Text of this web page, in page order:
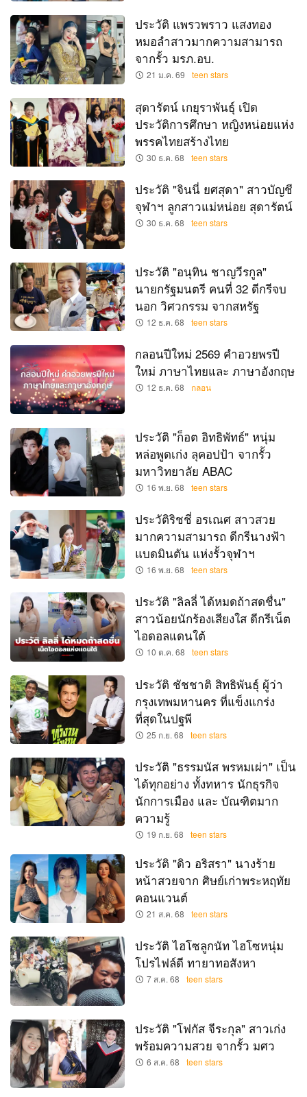
ประวัติ แพรวพราว แสงทอง
หมอลำสาวมากความสามารถ
จากรั้ว มรภ.อบ.
21 ม.ค. 69 teen stars
สุดารัตน์ เกยุราพันธุ์ เปิด
ประวัติการศึกษา หญิงหน่อยแห่ง
พรรคไทยสร้างไทย
30 ธ.ค. 68 teen stars
ประวัติ "จินนี่ ยศสุดา" สาวบัญชี
จุฬาฯ ลูกสาวแม่หน่อย สุดารัตน์
30 ธ.ค. 68 teen stars
ประวัติ "อนุทิน ชาญวีรกูล"
นายกรัฐมนตรี คนที่ 32 ดีกรีจบ
นอก วิศวกรรม จากสหรัฐ
12 ธ.ค. 68 teen stars
กลอนปีใหม่ 2569 คำอวยพรปี
ใหม่ ภาษาไทยและ ภาษาอังกฤษ
12 ธ.ค. 68 กลอน
ประวัติ "ก็อต อิทธิพัทธ์" หนุ่ม
หล่อพูดเก่ง ลุคอปป้า จากรั้ว
มหาวิทยาลัย ABAC
16 พ.ย. 68 teen stars
ประวัติริชชี่ อรเณศ สาวสวย
มากความสามารถ ดีกรีนางฟ้า
แบดมินตัน แห่งรั้วจุฬาฯ
16 พ.ย. 68 teen stars
ประวัติ "ลิลลี่ ได้หมดถ้าสดชื่น"
สาวน้อยนักร้องเสียงใส ดีกรีเน็ต
ไอดอลแดนใต้
10 ต.ค. 68 teen stars
ประวัติ ชัชชาติ สิทธิพันธุ์ ผู้ว่า
กรุงเทพมหานคร ที่แข็งแกร่ง
ที่สุดในปฐพี
25 ก.ย. 68 teen stars
ประวัติ "ธรรมนัส พรหมเผ่า" เป็น
ได้ทุกอย่าง ทั้งทหาร นักธุรกิจ
นักการเมือง และ บัณฑิตมาก
ความรู้
19 ก.ย. 68 teen stars
ประวัติ "ดิว อริสรา" นางร้าย
หน้าสวยจาก ศิษย์เก่าพระหฤทัย
คอนแวนต์
21 ส.ค. 68 teen stars
ประวัติ ไฮโซลูกนัท ไฮโซหนุ่ม
โปรไฟล์ดี ทายาทอสังหา
7 ส.ค. 68 teen stars
ประวัติ "โฟกัส จีระกุล" สาวเก่ง
พร้อมความสวย จากรั้ว มศว
6 ส.ค. 68 teen stars